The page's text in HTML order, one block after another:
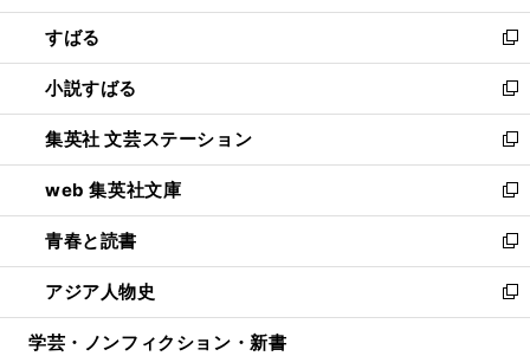
開
く
ウ
で
開
く
ン
ド
ウ
で
開
く
すばる
新
し
い
ウ
ィ
ン
ド
ウ
で
開
く
小説すばる
新
し
い
ウ
ィ
ン
ド
ウ
で
開
集英社 文芸ステーション
新
し
い
ウ
ィ
ン
ド
ウ
web 集英社文庫
新
し
い
ウ
ィ
ン
青春と読書
新
し
い
ウ
アジア人物史
新
し
学芸・ノンフィクション・新書